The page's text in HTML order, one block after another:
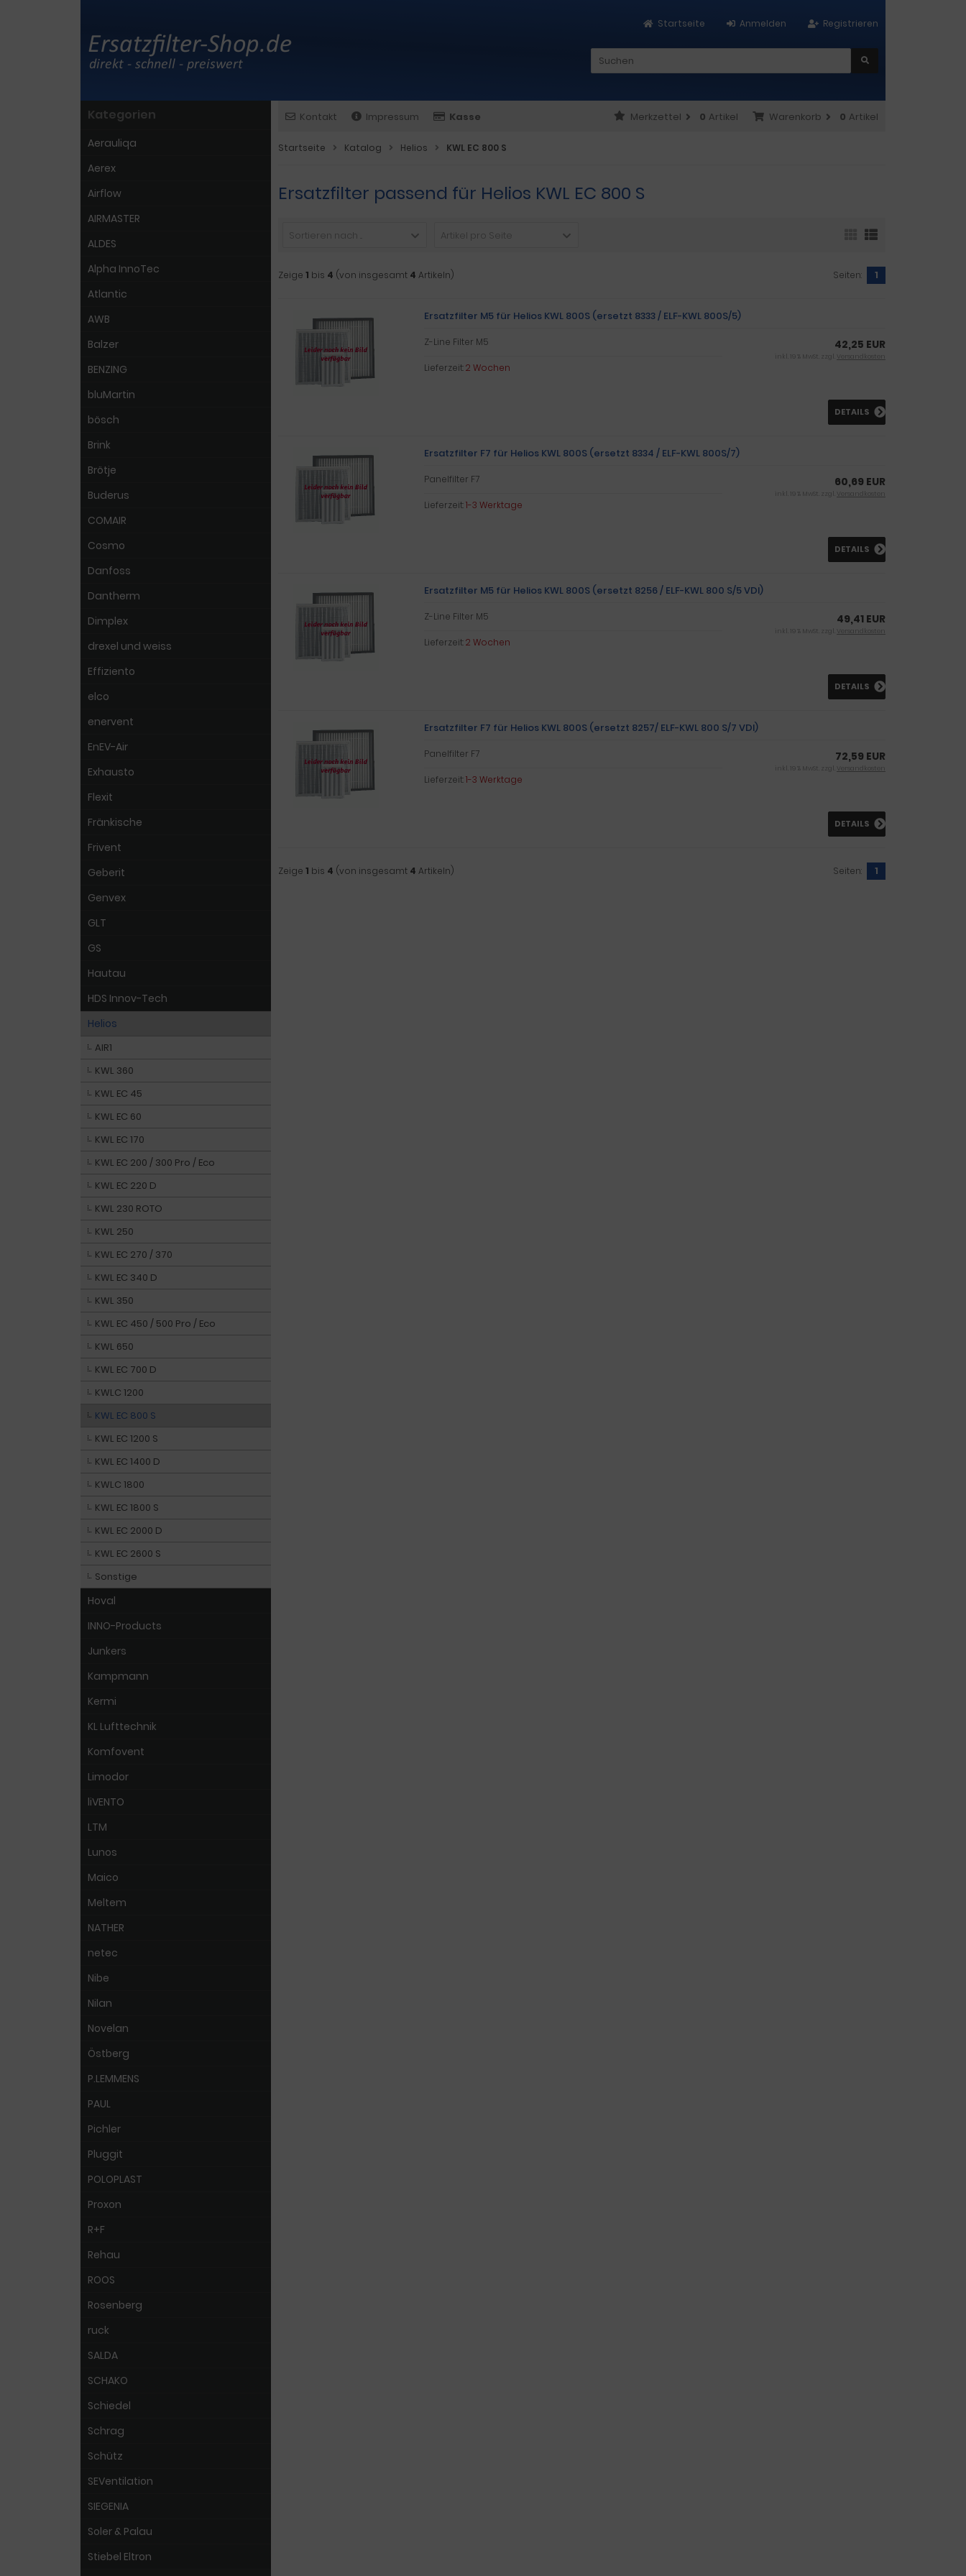
Registrieren
Anmelden
Startseite
Kontakt Impressum Kasse Warenkorb 0 Artikel
Merkzettel 0 Artikel
Startseite Katalog Helios KWL EC 800 S
Ersatzfilter passend für Helios KWL EC 800 S
Sortieren nach ... Artikel pro Seite
Zeige 1 bis 4 (von insgesamt 4 Artikeln) Seiten: 1
Ersatzfilter M5 für Helios KWL 800S (ersetzt 8333 / ELF-KWL 800S/5)
Z-Line Filter M5
Lieferzeit:2 Wochen
42,25 EUR
inkl. 19 % MwSt. zzgl. Versandkosten
DETAILS
Ersatzfilter F7 für Helios KWL 800S (ersetzt 8334 / ELF-KWL 800S/7)
Panelfilter F7
Lieferzeit:1-3 Werktage
60,69 EUR
inkl. 19 % MwSt. zzgl. Versandkosten
DETAILS
Ersatzfilter M5 für Helios KWL 800S (ersetzt 8256 / ELF-KWL 800 S/5 VDI)
Z-Line Filter M5
Lieferzeit:2 Wochen
49,41 EUR
inkl. 19 % MwSt. zzgl. Versandkosten
DETAILS
Ersatzfilter F7 für Helios KWL 800S (ersetzt 8257/ ELF-KWL 800 S/7 VDI)
Panelfilter F7
Lieferzeit:1-3 Werktage
72,59 EUR
inkl. 19 % MwSt. zzgl. Versandkosten
DETAILS
Zeige 1 bis 4 (von insgesamt 4 Artikeln) Seiten: 1
Kategorien
Aerauliqa
Aerex
Airflow
AIRMASTER
ALDES
Alpha InnoTec
Atlantic
AWB
Balzer
BENZING
bluMartin
bösch
Brink
Brötje
Buderus
COMAIR
Cosmo
Danfoss
Dantherm
Dimplex
drexel und weiss
Effiziento
elco
enervent
EnEV-Air
Exhausto
Flexit
Fränkische
Frivent
Geberit
Genvex
GLT
GS
Hautau
HDS Innov-Tech
Helios
AIR1
KWL 360
KWL EC 45
KWL EC 60
KWL EC 170
KWL EC 200 / 300 Pro / Eco
KWL EC 220 D
KWL 230 ROTO
KWL 250
KWL EC 270 / 370
KWL EC 340 D
KWL 350
KWL EC 450 / 500 Pro / Eco
KWL 650
KWL EC 700 D
KWLC 1200
KWL EC 800 S
KWL EC 1200 S
KWL EC 1400 D
KWLC 1800
KWL EC 1800 S
KWL EC 2000 D
KWL EC 2600 S
Sonstige
Hoval
INNO-Products
Junkers
Kampmann
Kermi
KL Lufttechnik
Komfovent
Limodor
liVENTO
LTM
Lunos
Maico
Meltem
NATHER
netec
Nibe
Nilan
Novelan
Östberg
P.LEMMENS
PAUL
Pichler
Pluggit
POLOPLAST
Proxon
R+F
Rehau
ROOS
Rosenberg
ruck
SALDA
SCHAKO
Schiedel
Schrag
Schütz
SEVentilation
SIEGENIA
Soler & Palau
Stiebel Eltron